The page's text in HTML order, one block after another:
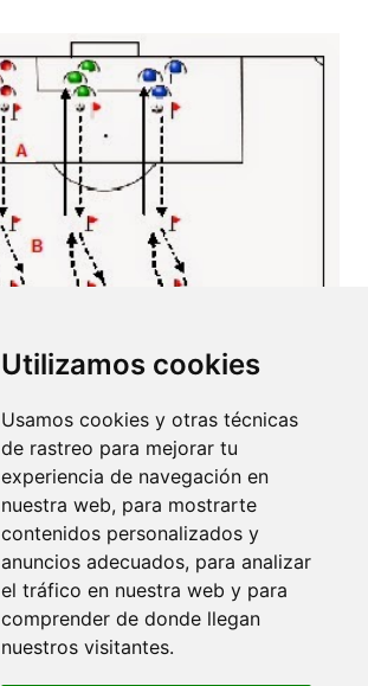
Utilizamos cookies
Usamos cookies y otras técnicas
de rastreo para mejorar tu
experiencia de navegación en
nuestra web, para mostrarte
contenidos personalizados y
anuncios adecuados, para analizar
el tráfico en nuestra web y para
comprender de donde llegan
nuestros visitantes.
COMPARTIR